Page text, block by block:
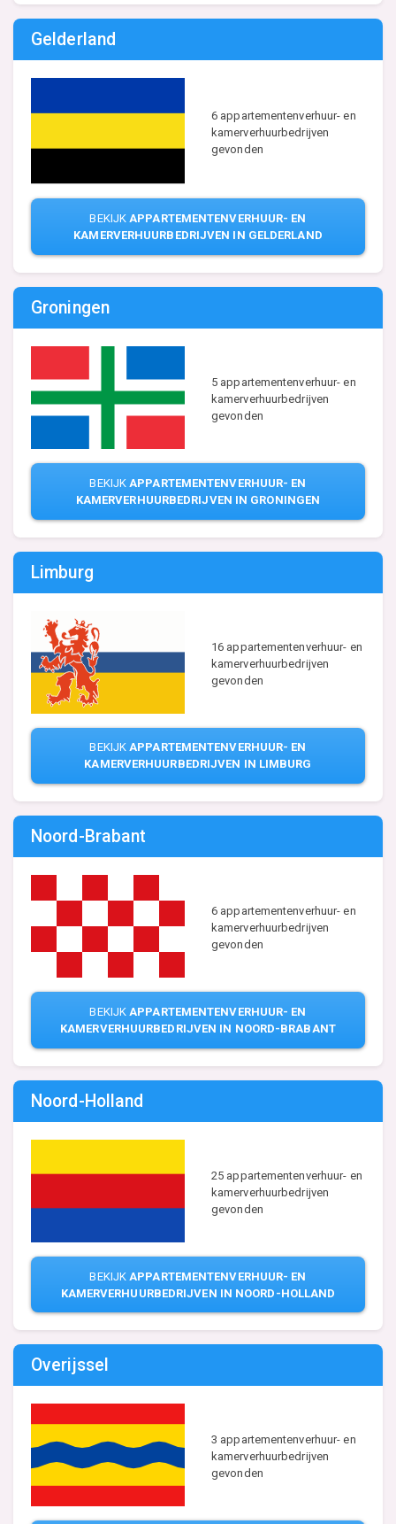
Gelderland
6 appartementenverhuur- en
kamerverhuurbedrijven
gevonden
BEKIJKAPPARTEMENTENVERHUUR- EN
KAMERVERHUURBEDRIJVEN IN GELDERLAND
Groningen
5 appartementenverhuur- en
kamerverhuurbedrijven
gevonden
BEKIJK APPARTEMENTENVERHUUR- EN
KAMERVERHUURBEDRIJVEN IN GRONINGEN
Limburg
16 appartementenverhuur- en
kamerverhuurbedrijven
gevonden
BEKIJKAPPARTEMENTENVERHUUR- EN
KAMERVERHUURBEDRIJVEN IN LIMBURG
Noord-Brabant
6 appartementenverhuur- en
kamerverhuurbedrijven
gevonden
BEKIJKAPPARTEMENTENVERHUUR- EN
KAMERVERHUURBEDRIJVEN IN NOORD-BRABANT
Noord-Holland
25 appartementenverhuur- en
kamerverhuurbedrijven
gevonden
BEKIJK APPARTEMENTENVERHUUR- EN
KAMERVERHUURBEDRIJVEN IN NOORD-HOLLAND
Overijssel
3 appartementenverhuur- en
kamerverhuurbedrijven
gevonden